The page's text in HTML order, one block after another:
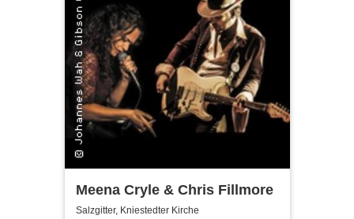
Meena Cryle & Chris Fillmore
Salzgitter, Kniestedter Kirche